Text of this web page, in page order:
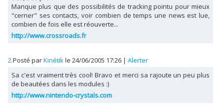
Manque plus que des possibilités de tracking pointu pour mieux
"cerner" ses contacts, voir combien de temps une news est lue,
combien de fois elle est réouverte...
http://www.crossroads.fr
2.Posté parKinétikle 24/06/2005 17:26 | Alerter
Sa c'est vraiment très cool! Bravo et merci sa rajoute un peu plus
de beautées dans les modules :)
http://www.nintendo-crystals.com